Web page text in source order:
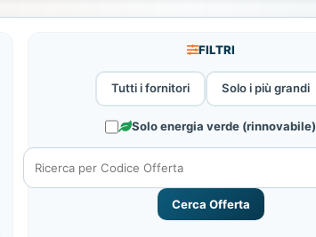
FILTRI
Tutti i fornitori Solo i più grandi
Solo energia verde (rinnovabile)
Cerca Offerta